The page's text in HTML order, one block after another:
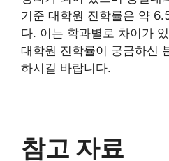
기준 대학원 진학률은 약
다. 이는 학과별로 차이가
대학원 진학률이 궁금하신
하시길 바랍니다.
참고 자료